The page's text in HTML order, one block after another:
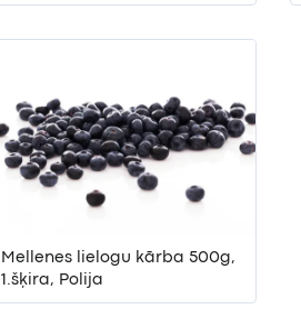
Mellenes lielogu kārba 500g,
1.šķira, Polija